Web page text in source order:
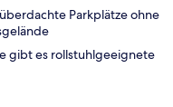
Parkplätze ohne
gibt es rollstuhlgeeignete